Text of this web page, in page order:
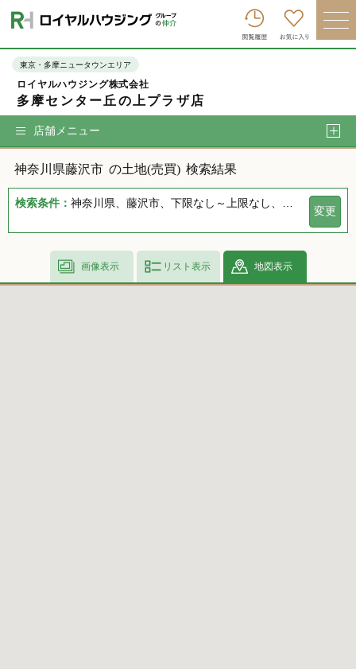
東京・多摩ニュータウンエリア
ロイヤルハウジング株式会社
多摩センター丘の上プラザ店
店舗メニュー
神奈川県藤沢市 の土地(売買) 検索結果
検索条件： 神奈川県、藤沢市、下限なし～上限なし、指定しない、指定なし、指定しない、下限なし～上限なし、指定なし
変更
画像表示 リスト表示 地図表示
ロイヤルハウジンググループトップへ
買いたい
売りたい
借りたい
貸したい
ログイン 会員登録